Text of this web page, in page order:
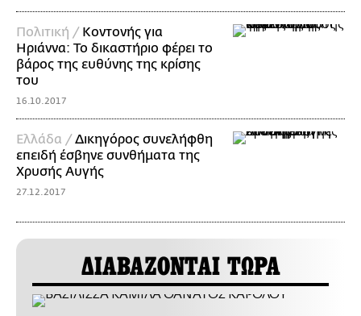
Πολιτική / Κοντονής για
Ηριάννα: Το δικαστήριο φέρει το
βάρος της ευθύνης της κρίσης
του
16.10.2017
Ελλάδα /Δικηγόρος συνελήφθη
επειδή έσβηνε συνθήματα της
Χρυσής Αυγής
27.12.2017
ΔΙΑΒΑΖΟΝΤΑΙ ΤΩΡΑ